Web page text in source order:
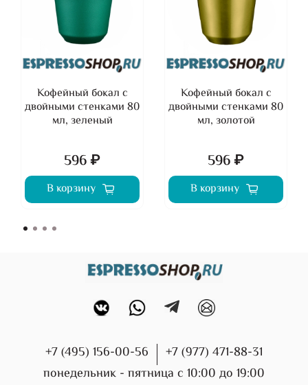
Кофейный бокал с
двойными стенками 80
мл, зеленый
596 ₽
В корзину
Кофейный бокал с
двойными стенками 80
мл, золотой
596 ₽
В корзину
+7 (495) 156-00-56
+7 (977) 471-88-31
понедельник - пятница с 10:00 до 19:00